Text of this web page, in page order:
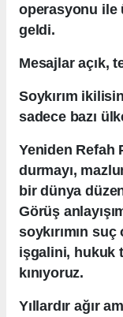
operasyonu ile
geldi.
Mesajlar açık,
Soykırım
sadece bazı
Yeniden Refah
durmayı,
bir dünya
Görüş
soykırımın
işgalini, hukuk
kınıyoruz.
Yıllardır ağır